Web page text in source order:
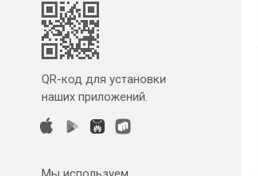
QR-код для установки
наших приложений.